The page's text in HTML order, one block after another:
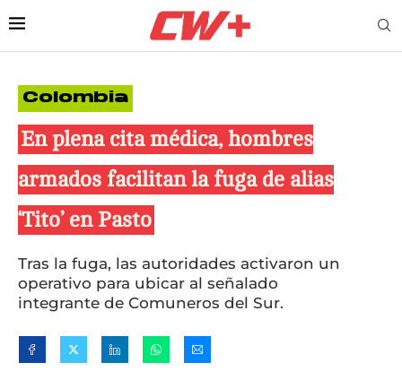
Colombia
En plena cita médica, hombres
armados facilitan la fuga de alias
‘Tito’ en Pasto
Tras la fuga, las autoridades activaron un
operativo para ubicar al señalado
integrante de Comuneros del Sur.